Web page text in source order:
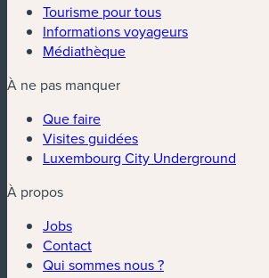
Tourisme pour tous
Informations voyageurs
Médiathèque
À ne pas manquer
Que faire
Visites guidées
Luxembourg City Underground
À propos
Jobs
Contact
Qui sommes nous ?